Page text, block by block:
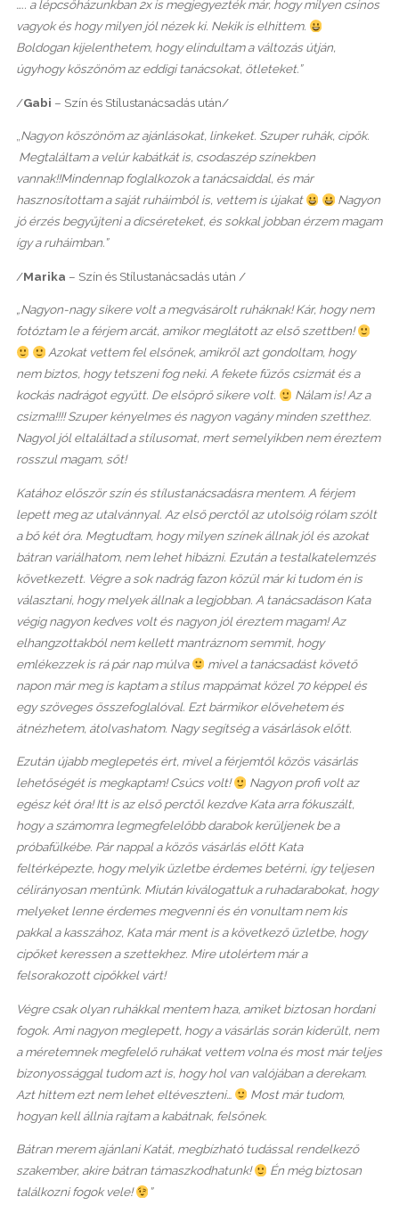
….. a lépcsőházunkban 2x is megjegyezték már, hogy milyen csinos
vagyok és hogy milyen jól nézek ki. Nekik is elhittem.
Boldogan kijelenthetem, hogy elindultam a változás útján,
úgyhogy köszönöm az eddigi tanácsokat, ötleteket.”
/Gabi – Szín és Stílustanácsadás után/
„Nagyon köszönöm az ajánlásokat, linkeket. Szuper ruhák, cipők.
Megtaláltam a velúr kabátkát is, csodaszép színekben
vannak!!Mindennap foglalkozok a tanácsaiddal, és már
hasznosítottam a saját ruháimból is, vettem is újakat
Nagyon
jó érzés begyűjteni a dicséreteket, és sokkal jobban érzem magam
így a ruháimban.”
/Marika – Szín és Stílustanácsadás után /
„Nagyon-nagy sikere volt a megvásárolt ruháknak! Kár, hogy nem
fotóztam le a férjem arcát, amikor meglátott az első szettben!
Azokat vettem fel elsőnek, amikről azt gondoltam, hogy
nem biztos, hogy tetszeni fog neki. A fekete fűzős csizmát és a
kockás nadrágot együtt. De elsöprő sikere volt.
Nálam is! Az a
csizma!!!! Szuper kényelmes és nagyon vagány minden szetthez.
Nagyol jól eltaláltad a stílusomat, mert semelyikben nem éreztem
rosszul magam, sőt!
Katához először szín és stílustanácsadásra mentem. A férjem
lepett meg az utalvánnyal. Az első perctől az utolsóig rólam szólt
a bő két óra. Megtudtam, hogy milyen színek állnak jól és azokat
bátran variálhatom, nem lehet hibázni. Ezután a testalkatelemzés
következett. Végre a sok nadrág fazon közül már ki tudom én is
választani, hogy melyek állnak a legjobban. A tanácsadáson Kata
végig nagyon kedves volt és nagyon jól éreztem magam! Az
elhangzottakból nem kellett mantráznom semmit, hogy
emlékezzek is rá pár nap múlva
mivel a tanácsadást követő
napon már meg is kaptam a stílus mappámat közel 70 képpel és
egy szöveges összefoglalóval. Ezt bármikor elővehetem és
átnézhetem, átolvashatom. Nagy segítség a vásárlások előtt.
Ezután újabb meglepetés ért, mivel a férjemtől közös vásárlás
lehetőségét is megkaptam! Csúcs volt!
Nagyon profi volt az
egész két óra! Itt is az első perctől kezdve Kata arra fókuszált,
hogy a számomra legmegfelelőbb darabok kerüljenek be a
próbafülkébe. Pár nappal a közös vásárlás előtt Kata
feltérképezte, hogy melyik üzletbe érdemes betérni, így teljesen
célirányosan mentünk. Miután kiválogattuk a ruhadarabokat, hogy
melyeket lenne érdemes megvenni és én vonultam nem kis
pakkal a kasszához, Kata már ment is a következő üzletbe, hogy
cipőket keressen a szettekhez. Mire utolértem már a
felsorakozott cipőkkel várt!
Végre csak olyan ruhákkal mentem haza, amiket biztosan hordani
fogok. Ami nagyon meglepett, hogy a vásárlás során kiderült, nem
a méretemnek megfelelő ruhákat vettem volna és most már teljes
bizonyossággal tudom azt is, hogy hol van valójában a derekam.
Azt hittem ezt nem lehet eltéveszteni…
Most már tudom,
hogyan kell állnia rajtam a kabátnak, felsőnek.
Bátran merem ajánlani Katát, megbízható tudással rendelkező
szakember, akire bátran támaszkodhatunk!
Én még biztosan
találkozni fogok vele!
”